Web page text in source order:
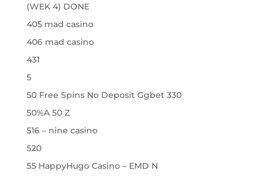
(WEK 4) DONE
405 mad casino
406 mad casino
431
5
50 Free Spins No Deposit Ggbet 330
50%A 50 Z
516 – nine casino
520
55 HappyHugo Casino – EMD N